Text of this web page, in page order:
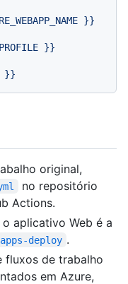
}}
}}
}}
original,
no repositório
Actions.
aplicativo Web é a
deploy .
fluxos de trabalho
em Azure,